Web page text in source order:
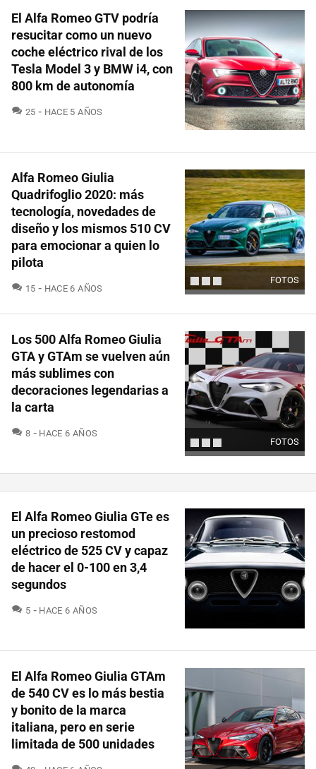
El Alfa Romeo GTV podría
resucitar como un nuevo
coche eléctrico rival de los
Tesla Model 3 y BMW i4, con
800 km de autonomía
25 COMENTARIOS
HACE 5 AÑOS
FOTOS
Alfa Romeo Giulia
Quadrifoglio 2020: más
tecnología, novedades de
diseño y los mismos 510 CV
para emocionar a quien lo
pilota
15 COMENTARIOS
HACE 6 AÑOS
FOTOS
Los 500 Alfa Romeo Giulia
GTA y GTAm se vuelven aún
más sublimes con
decoraciones legendarias a
la carta
8 COMENTARIOS
HACE 6 AÑOS
El Alfa Romeo Giulia GTe es
un precioso restomod
eléctrico de 525 CV y capaz
de hacer el 0-100 en 3,4
segundos
5 COMENTARIOS
HACE 6 AÑOS
El Alfa Romeo Giulia GTAm
de 540 CV es lo más bestia
y bonito de la marca
italiana, pero en serie
limitada de 500 unidades